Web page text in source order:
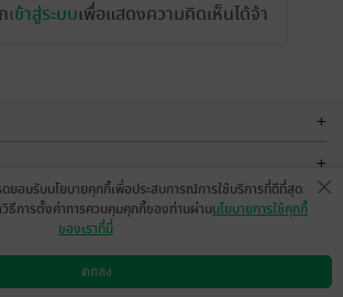
เข้าสู่ระบบเพื่อแสดงความคิดเห็นได้จ้า
+
+
ลดแอป วิธีการใช้งาน ติดต่อเรา
ดยอมรับนโยบายคุกกี้เพื่อประสบการณ์การใช้บริการที่ดีที่สุด
ธีการตั้งค่าการควบคุมคุกกี้ของท่านผ่านนโยบายการใช้คุกกี้
ของเราที่นี่
ตกลง